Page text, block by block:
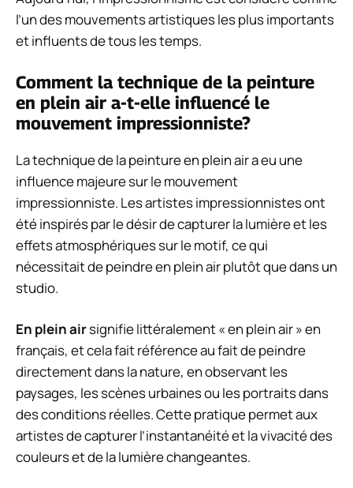
l’un des mouvements artistiques les plus importants
et influents de tous les temps.
Comment la technique de la peinture
en plein air a-t-elle influencé le
mouvement impressionniste?
La technique de la peinture en plein air a eu une
influence majeure sur le mouvement
impressionniste. Les artistes impressionnistes ont
été inspirés par le désir de capturer la lumière et les
effets atmosphériques sur le motif, ce qui
nécessitait de peindre en plein air plutôt que dans un
studio.
En plein airsignifie littéralement « en plein air » en
français, et cela fait référence au fait de peindre
directement dans la nature, en observant les
paysages, les scènes urbaines ou les portraits dans
des conditions réelles. Cette pratique permet aux
artistes de capturer l’instantanéité et la vivacité des
couleurs et de la lumière changeantes.